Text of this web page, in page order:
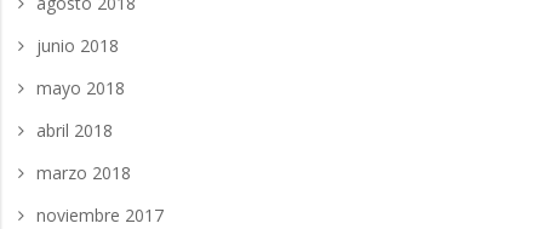
junio 2018
mayo 2018
abril 2018
marzo 2018
noviembre 2017